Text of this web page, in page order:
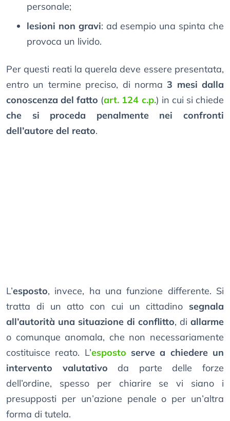
personale;
lesioni non gravi: ad esempio una spinta che
provoca un livido.
Per questi reati la querela deve essere presentata,
entro un termine preciso, di norma3 mesi dalla
conoscenza del fatto (art. 124 c.p.) in cui si chiede
che si proceda penalmente nei confronti
dell’autore del reato.
L’esposto, invece, ha una funzione differente. Si
tratta di un atto con cui un cittadino segnala
all’autorità una situazione di conflitto, di allarme
o comunque anomala, che non necessariamente
costituisce reato. L’esposto serve a chiedere un
intervento valutativo da parte delle forze
dell’ordine, spesso per chiarire se vi siano i
presupposti per un’azione penale o per un’altra
forma di tutela.